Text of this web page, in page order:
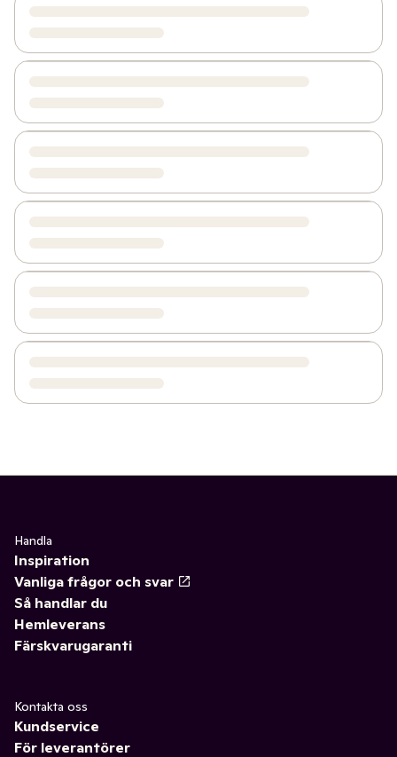
Handla
Inspiration
Vanliga frågor och svar
Så handlar du
Hemleverans
Färskvarugaranti
Kontakta oss
Kundservice
För leverantörer